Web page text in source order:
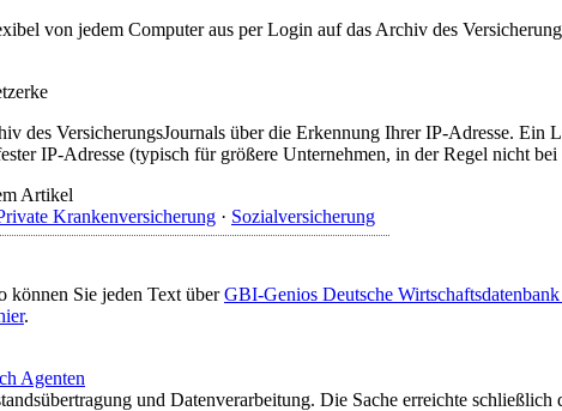
von jedem Computer aus per Login auf das Archiv des
des VersicherungsJournals über die Erkennung Ihrer IP-Adresse. Ein
IP-Adresse (typisch für größere Unternehmen, in der Regel nicht bei
Artikel
Krankenversicherung · Sozialversicherung
können Sie jeden Text überGBI-Genios Deutsche
.
Agenten
und Datenverarbeitung. Die Sache erreichte